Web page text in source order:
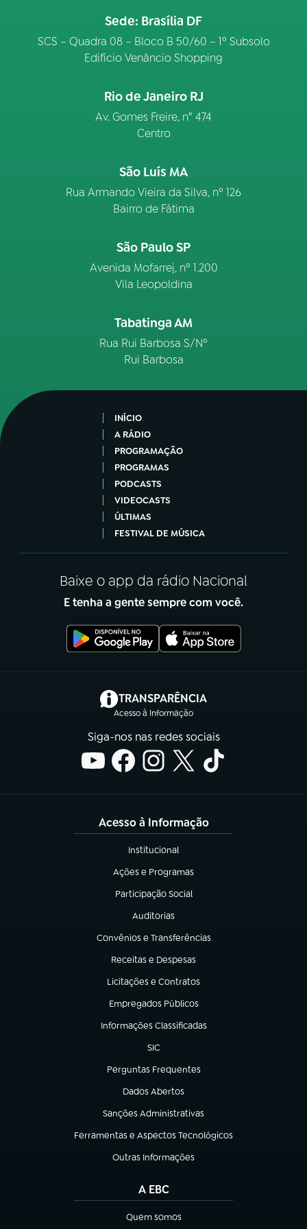
Sede: Brasília DF
SCS – Quadra 08 – Bloco B 50/60 – 1º Subsolo
Edifício Venâncio Shopping
Rio de Janeiro RJ
Av. Gomes Freire, n° 474
Centro
São Luís MA
Rua Armando Vieira da Silva, nº 126
Bairro de Fátima
São Paulo SP
Avenida Mofarrej, nº 1.200
Vila Leopoldina
Tabatinga AM
Rua Rui Barbosa S/Nº
Rui Barbosa
INÍCIO
A RÁDIO
PROGRAMAÇÃO
PROGRAMAS
PODCASTS
VIDEOCASTS
ÚLTIMAS
FESTIVAL DE MÚSICA
Baixe o app da rádio Nacional
E tenha a gente sempre com você.
TRANSPARÊNCIA
Acesso à Informação
(abre em nova aba)
Siga-nos nas redes sociais
Acesso à Informação
Institucional
(abre em nova aba)
Ações e Programas
(abre em nova aba)
Participação Social
(abre em nova aba)
Auditorias
(abre em nova aba)
Convênios e Transferências
(abre em nova aba)
Receitas e Despesas
(abre em nova aba)
Licitações e Contratos
(abre em nova aba)
Empregados Públicos
(abre em nova aba)
Informações Classificadas
(abre em nova aba)
SIC
(abre em nova aba)
Perguntas Frequentes
(abre em nova aba)
Dados Abertos
(abre em nova aba)
Sanções Administrativas
(abre em nova aba)
Ferramentas e Aspectos Tecnológicos
(abre em nova aba)
Outras Informações
(abre em nova aba)
A EBC
Quem somos
(abre em nova aba)